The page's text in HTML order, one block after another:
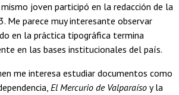
joven participó en la redacción de la
Me parece muy interesante observar
en la práctica tipográfica termina
en las bases institucionales del país.
me interesa estudiar documentos como
El Mercurio de Valparaíso y la